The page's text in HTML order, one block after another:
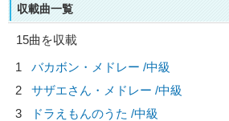
収載曲一覧
15曲を収載
1
バカボン・メドレー /中級
2
サザエさん・メドレー /中級
3
ドラえもんのうた /中級